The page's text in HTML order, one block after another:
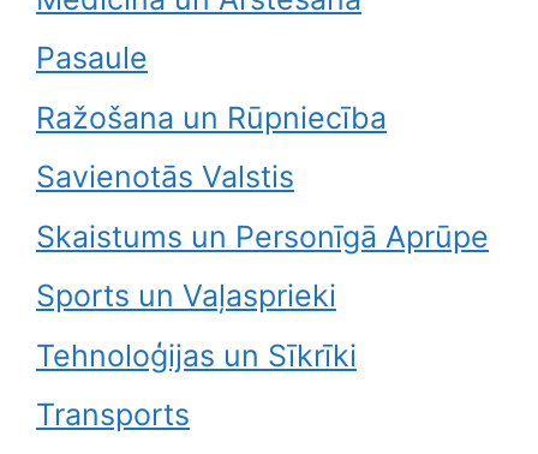
Pasaule
Ražošana un Rūpniecība
Savienotās Valstis
Skaistums un Personīgā Aprūpe
Sports un Vaļasprieki
Tehnoloģijas un Sīkrīki
Transports